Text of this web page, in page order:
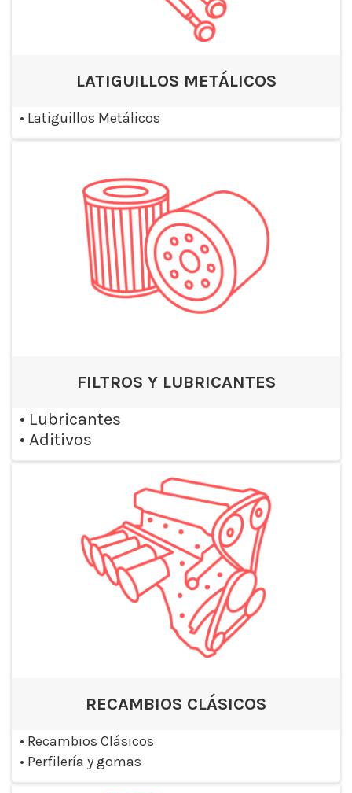
LATIGUILLOS METÁLICOS
• Latiguillos Metálicos
FILTROS Y LUBRICANTES
• Lubricantes
• Aditivos
RECAMBIOS CLÁSICOS
• Recambios Clásicos
• Perfilería y gomas